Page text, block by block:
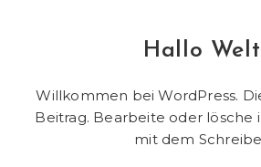
Hallo
Willkommen bei WordPress.
Beitrag. Bearbeite oder lösche
mit dem